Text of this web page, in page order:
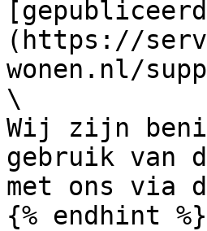
(https://
wonen.nl/
\
Wij zijn
gebruik van
met ons via
{% endhint %}